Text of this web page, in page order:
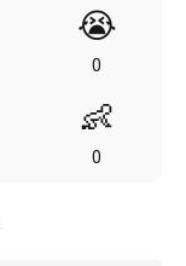
😭
0
👶
0